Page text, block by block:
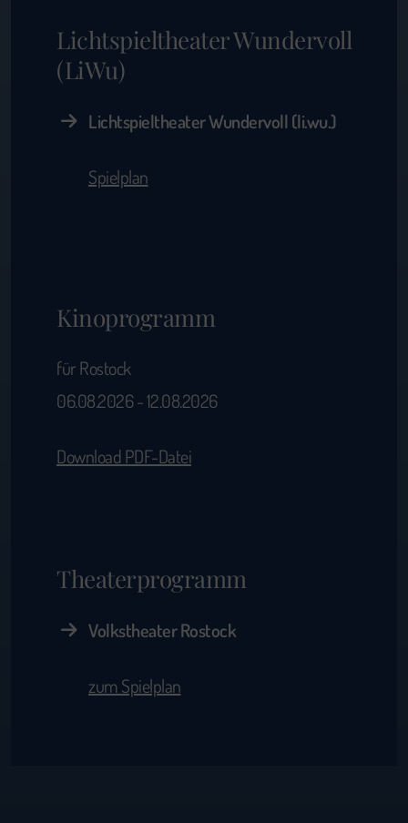
Lichtspieltheater Wundervoll
(LiWu)
Lichtspieltheater Wundervoll (li.wu.)
Spielplan
Kinoprogramm
für Rostock
06.08.2026 - 12.08.2026
Download PDF-Datei
Theaterprogramm
Volkstheater Rostock
zum Spielplan